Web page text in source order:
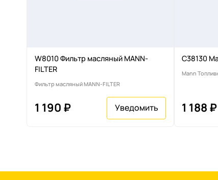
W8010 Фильтр масляный MANN-
FILTER
Фильтр масляный MANN-FILTER
1 190 ₽
C38130
Mann
1 188 ₽